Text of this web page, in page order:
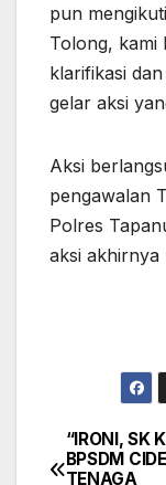
pun
Tolong, kami
klarifikasi
gelar aksi
Aksi
pengawalan
Polres
aksi akhirnya
Post
“IRONI, SK
BPSDM
TENAGA